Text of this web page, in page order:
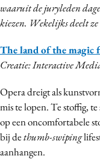
Craft
Customer Experience
Data & Insights
Design
Diversiteit
Effectiviteit
Gedragsverandering
Influencer marketing
waaruit de juryleden
kiezen. Wekelijks deelt
The land of the magic
Creatie: Interactive
Opera dreigt als
mis te lopen. Te stoffig,
op een oncomfortabele
bij dethumb-swiping
aanhangen.